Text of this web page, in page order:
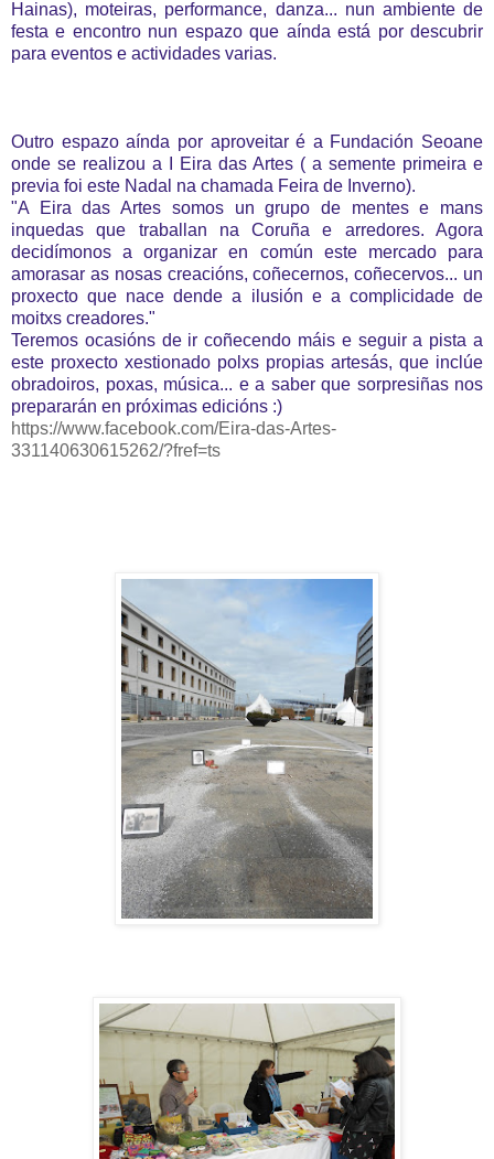
Hainas), moteiras, performance, danza... nun ambiente de
festa e encontro nun espazo que aínda está por descubrir
para eventos e actividades varias.
Outro espazo aínda por aproveitar é a Fundación Seoane
onde se realizou a I Eira das Artes ( a semente primeira e
previa foi este Nadal na chamada Feira de Inverno).
"A Eira das Artes somos un grupo de mentes e mans
inquedas que traballan na Coruña e arredores. Agora
decidímonos a organizar en común este mercado para
amorasar as nosas creacións, coñecernos, coñecervos... un
proxecto que nace dende a ilusión e a complicidade de
moitxs creadores."
Teremos ocasións de ir coñecendo máis e seguir a pista a
este proxecto xestionado polxs propias artesás, que inclúe
obradoiros, poxas, música... e a saber que sorpresiñas nos
prepararán en próximas edicións :)
https://www.facebook.com/Eira-das-Artes-
331140630615262/?fref=ts